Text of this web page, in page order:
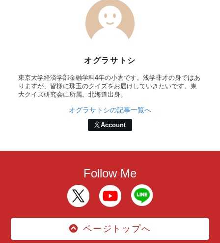
オグラサトシ
東京大学経済学部金融学科4年の小倉です。浅学非才の身ではあ
りますが、皆様に珠玉のクイズをお届けしていきたいです。東
大クイズ研究会に所属。北海道出身。
オグラサトシの記事一覧へ
Account
Follow Me
ページトップへ